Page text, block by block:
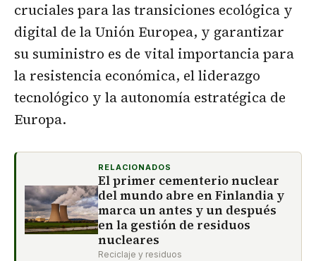
cruciales para las transiciones ecológica y
digital de la Unión Europea, y garantizar
su suministro es de vital importancia para
la resistencia económica, el liderazgo
tecnológico y la autonomía estratégica de
Europa.
RELACIONADOS
El primer cementerio nuclear
del mundo abre en Finlandia y
marca un antes y un después
en la gestión de residuos
nucleares
Reciclaje y residuos